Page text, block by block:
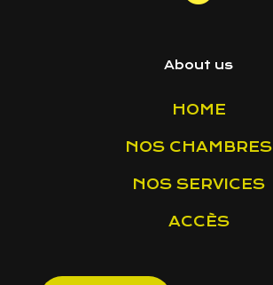
About us
HOME
NOS CHAMBRES
NOS SERVICES
ACCÈS